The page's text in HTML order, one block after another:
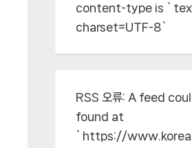
content-type is
charset=UTF-8`
RSS 오류: A feed
found at
`https://